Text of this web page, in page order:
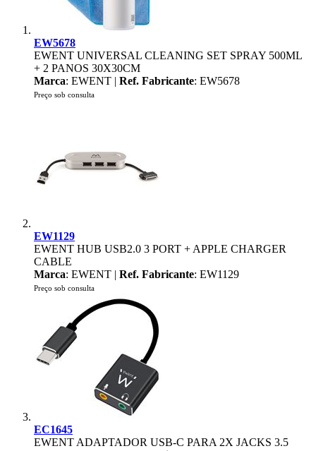
EW5678
EWENT UNIVERSAL CLEANING SET SPRAY 500ML
+ 2 PANOS 30X30CM
Marca: EWENT | Ref. Fabricante: EW5678
Preço sob consulta
EW1129
EWENT HUB USB2.0 3 PORT + APPLE CHARGER
CABLE
Marca: EWENT | Ref. Fabricante: EW1129
Preço sob consulta
EC1645
EWENT ADAPTADOR USB-C PARA 2X JACKS 3.5